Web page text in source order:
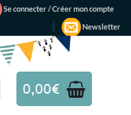
Se connecter / Créer mon compte
Newsletter
0,00€